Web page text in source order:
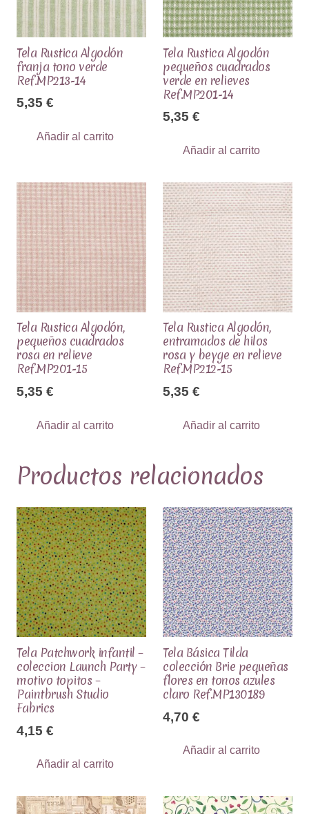
Tela Rustica Algodón
franja tono verde
Ref.MP213-14
5,35 €
Añadir al carrito
Tela Rustica Algodón
pequeños cuadrados
verde en relieves
Ref.MP201-14
5,35 €
Añadir al carrito
Tela Rustica Algodón,
pequeños cuadrados
rosa en relieve
Ref.MP201-15
5,35 €
Añadir al carrito
Tela Rustica Algodón,
entramados de hilos
rosa y beyge en relieve
Ref.MP212-15
5,35 €
Añadir al carrito
Productos relacionados
Tela Patchwork infantil –
coleccion Launch Party –
motivo topitos –
Paintbrush Studio
Fabrics
4,15 €
Añadir al carrito
Tela Básica Tilda
colección Brie pequeñas
flores en tonos azules
claro Ref.MP130189
4,70 €
Añadir al carrito